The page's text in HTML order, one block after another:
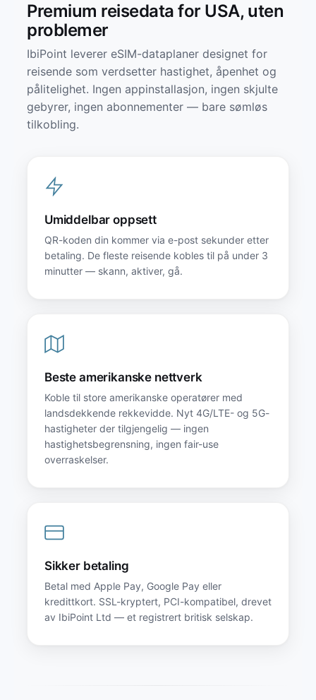
Premium reisedata for USA, uten
problemer
IbiPoint leverer eSIM-dataplaner designet for
reisende som verdsetter hastighet, åpenhet og
pålitelighet. Ingen appinstallasjon, ingen skjulte
gebyrer, ingen abonnementer — bare sømløs
tilkobling.
Umiddelbar oppsett
QR-koden din kommer via e-post sekunder etter
betaling. De fleste reisende kobles til på under 3
minutter — skann, aktiver, gå.
Beste amerikanske nettverk
Koble til store amerikanske operatører med
landsdekkende rekkevidde. Nyt 4G/LTE- og 5G-
hastigheter der tilgjengelig — ingen
hastighetsbegrensning, ingen fair-use
overraskelser.
Sikker betaling
Betal med Apple Pay, Google Pay eller
kredittkort. SSL-kryptert, PCI-kompatibel, drevet
av IbiPoint Ltd — et registrert britisk selskap.